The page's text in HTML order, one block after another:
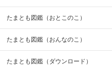
たまとも図鑑（おとこのこ）
たまとも図鑑（おんなのこ）
たまとも図鑑（ダウンロード）